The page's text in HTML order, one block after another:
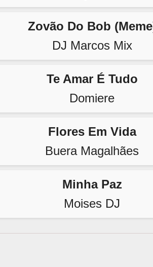
Zovão Do Bob
DJ Marcos Mix
Te Amar É Tudo
Domiere
Flores Em Vida
Buera Magalhães
Minha Paz
Moises DJ